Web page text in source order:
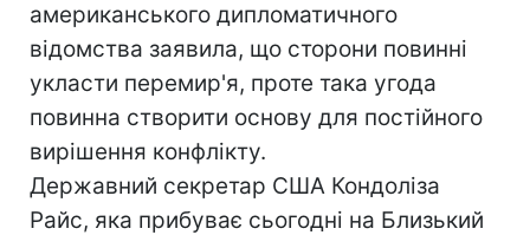
американського дипломатичного
відомства заявила, що сторони повинні
укласти перемир'я, проте така угода
повинна створити основу для постійного
вирішення конфлікту.
Державний секретар США Кондоліза
Райс, яка прибуває сьогодні на Близький